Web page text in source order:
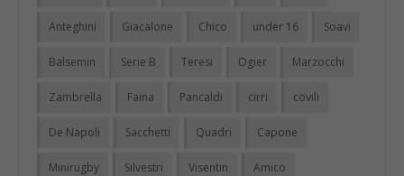
Anteghini Giacalone Chico under 16 Soavi
Balsemin Serie B Teresi Ogier Marzocchi
Zambrella Faina Pancaldi cirri covili
De Napoli Sacchetti Quadri Capone
Minirugby Silvestri Visentin Amico